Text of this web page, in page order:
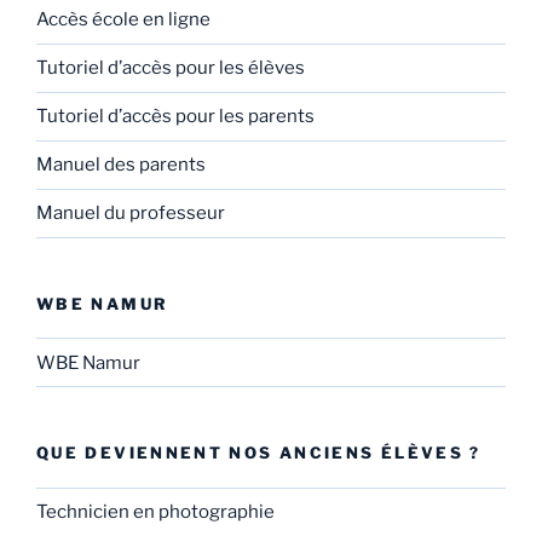
Accès école en ligne
Tutoriel d’accès pour les élèves
Tutoriel d’accès pour les parents
Manuel des parents
Manuel du professeur
WBE NAMUR
WBE Namur
QUE DEVIENNENT NOS ANCIENS ÉLÈVES ?
Technicien en photographie